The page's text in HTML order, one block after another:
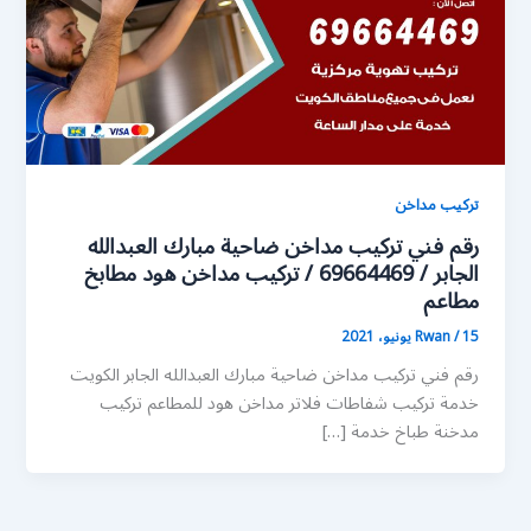
تركيب مداخن
رقم فني تركيب مداخن ضاحية مبارك العبدالله
الجابر / 69664469 / تركيب مداخن هود مطابخ
مطاعم
Rwan/15 يونيو، 2021
رقم فني تركيب مداخن ضاحية مبارك العبدالله الجابر الكويت
خدمة تركيب شفاطات فلاتر مداخن هود للمطاعم تركيب
مدخنة طباخ خدمة […]